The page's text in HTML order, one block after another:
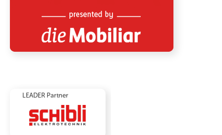
LEADER Partner